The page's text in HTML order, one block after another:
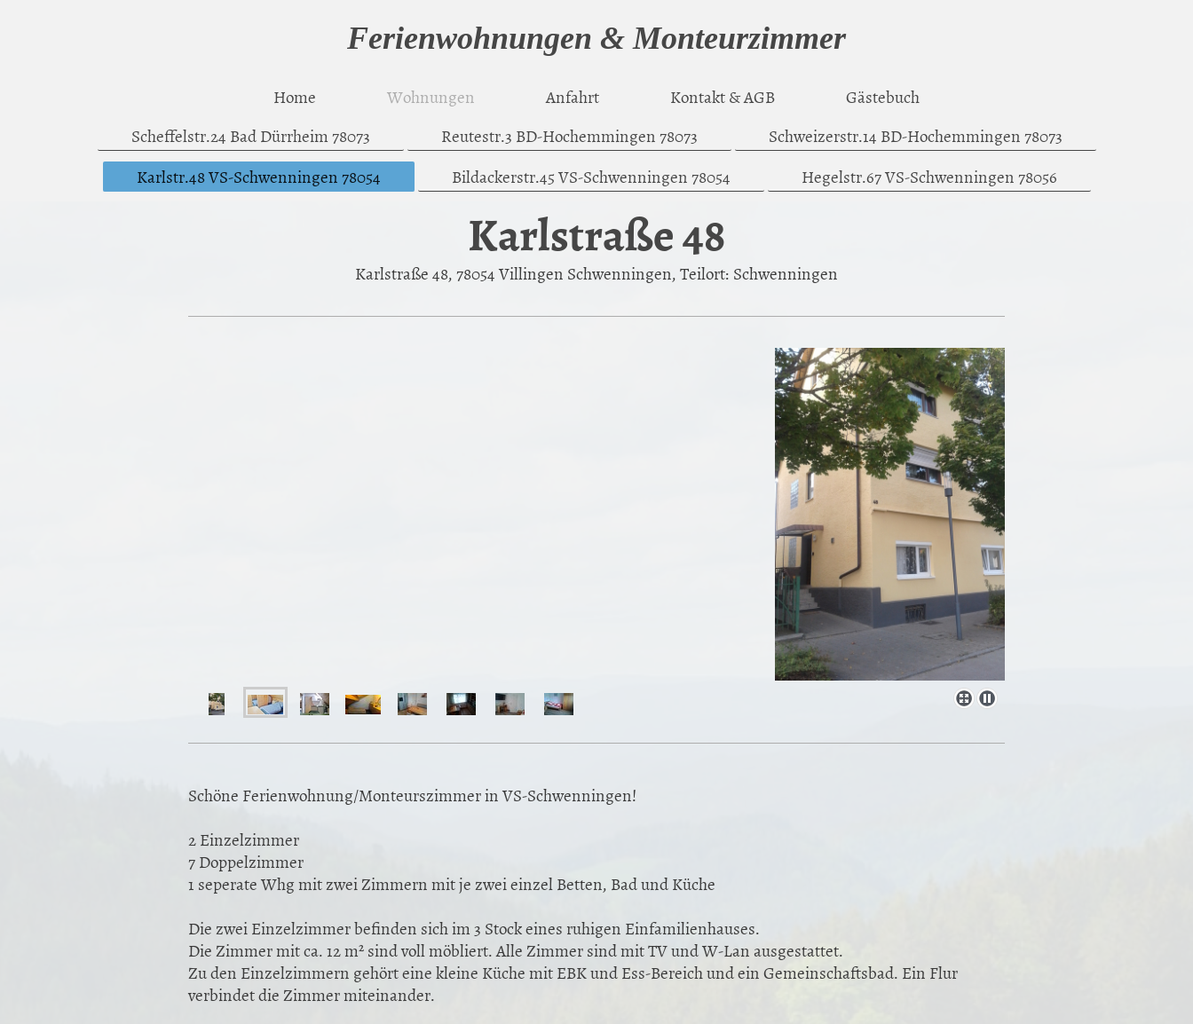
Ferienwohnungen & Monteurzimmer
Home Wohnungen Anfahrt Kontakt & AGB
Gästebuch
Scheffelstr.24 Bad Dürrheim 78073
Reutestr.3 BD-Hochemmingen 78073
Schweizerstr.14 BD-Hochemmingen 78073
Karlstr.48 VS-Schwenningen 78054
Bildackerstr.45 VS-Schwenningen 78054 Hegelstr.67 VS-Schwenningen 78056
Karlstraße 48
Karlstraße 48, 78054 Villingen Schwenningen, Teilort: Schwenningen
Schöne Ferienwohnung/Monteurszimmer in VS-Schwenningen!
2 Einzelzimmer
7 Doppelzimmer
1 seperate Whg mit zwei Zimmern mit je zwei einzel Betten, Bad und Küche
Die zwei Einzelzimmer befinden sich im 3 Stock eines ruhigen Einfamilienhauses.
Die Zimmer mit ca. 12 m² sind voll möbliert. Alle Zimmer sind mit TV und W-Lan ausgestattet.
Zu den Einzelzimmern gehört eine kleine Küche mit EBK und Ess-Bereich und ein Gemeinschaftsbad. Ein Flur
verbindet die Zimmer miteinander.